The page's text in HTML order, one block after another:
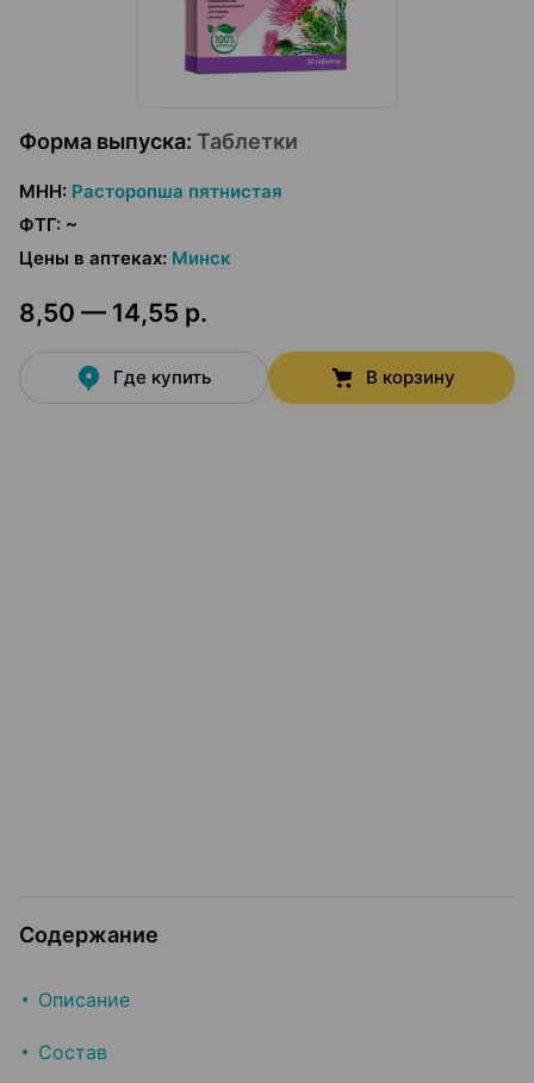
Форма выпуска: Таблетки
МНН: Расторопша пятнистая
ФТГ: ~
Цены в аптеках: Минск
8,50 — 14,55 р.
Где купить В корзину
Содержание
Описание
Состав